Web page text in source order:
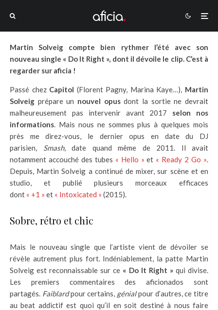
Martin Solveig compte bien rythmer l’été avec son
nouveau single « Do It Right », dont il dévoile le clip. C’est à
regarder sur aficia !
Passé chez Capitol (Florent Pagny, Marina Kaye…), Martin
Solveig prépare un nouvel opusdont la sortie ne devrait
malheureusement pas intervenir avant 2017 selon nos
informations. Mais nous ne sommes plus à quelques mois
près me direz-vous, le dernier opus en date du DJ
parisien, Smash, date quand même de 2011. Il avait
notamment accouché des tubes « Hello » et « Ready 2 Go ».
Depuis, Martin Solveig a continué de mixer, sur scène et en
studio, et publié plusieurs morceaux efficaces
dont « +1 » et « Intoxicated » (2015).
Sobre, rétro et chic
Mais le nouveau single que l’artiste vient de dévoiler se
révèle autrement plus fort. Indéniablement, la patte Martin
Solveig est reconnaissable sur ce « Do It Right »qui divise.
Les premiers commentaires des aficionados sont
partagés. Faiblardpour certains, génialpour d’autres, ce titre
au beat addictif est quoi qu’il en soit destiné à nous faire